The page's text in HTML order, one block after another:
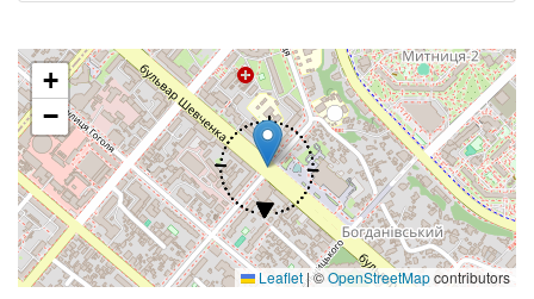
+
−
Leaflet|©OpenStreetMapcontributors